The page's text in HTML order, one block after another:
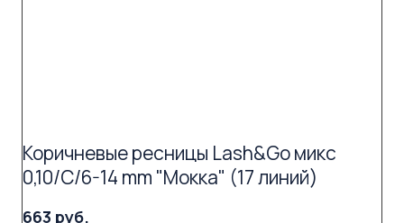
Коричневые ресницы Lash&Go микс
0,10/C/6-14 mm "Мокка" (17 линий)
663 руб.